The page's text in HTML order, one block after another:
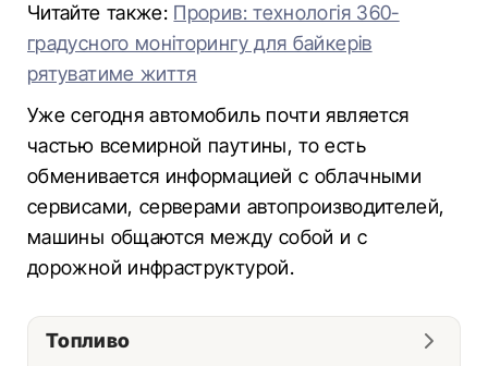
Читайте также: Прорив: технологія 360-
градусного моніторингу для байкерів
рятуватиме життя
Уже сегодня автомобиль почти является
частью всемирной паутины, то есть
обменивается информацией с облачными
сервисами, серверами автопроизводителей,
машины общаются между собой и с
дорожной инфраструктурой.
Топливо